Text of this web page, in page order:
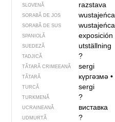
SLOVENĂ razstava
SORABĂ DE JOS wustajeńca
SORABĂ DE SUS wustajeńca
SPANIOLĂ exposición
SUEDEZĂ utställning
TADJICĂ ?
TĂTARĂ CRIMEEANĂ sergi
TĂTARĂ күргәзмә•
TURCĂ sergi
TURKMENĂ ?
UCRAINEANĂ виставка
UDMURTĂ ?